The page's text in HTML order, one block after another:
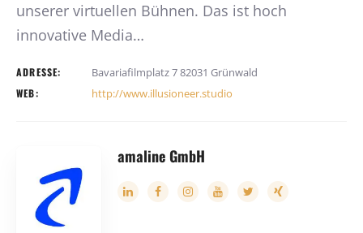
unserer virtuellen Bühnen. Das ist hoch
innovative Media…
ADRESSE: Bavariafilmplatz 7 82031 Grünwald
WEB: http://www.illusioneer.studio
amaline GmbH